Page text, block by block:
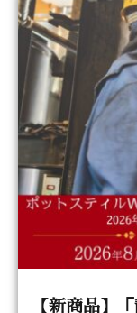
【新商品】